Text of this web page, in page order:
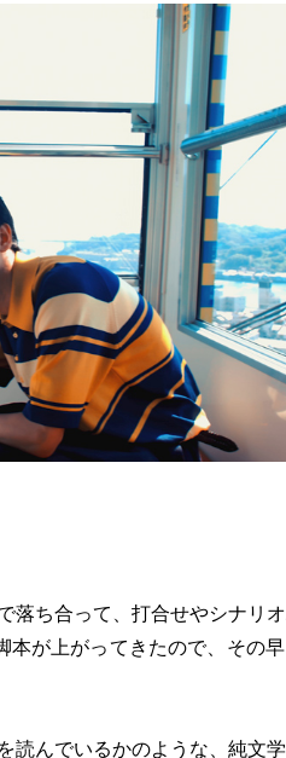
落ち合って、打合せやシナリ
が上がってきたので、その
読んでいるかのような、純文